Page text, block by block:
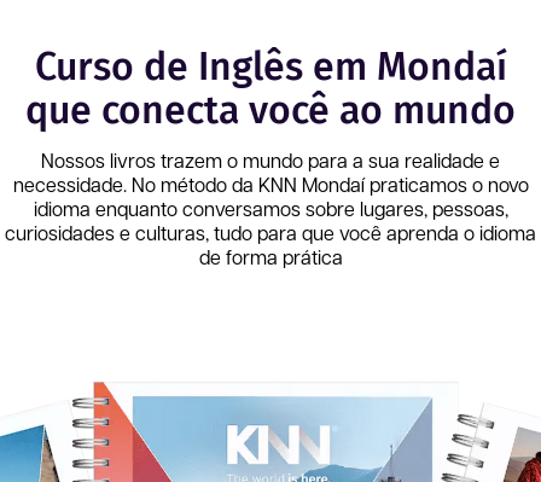
Curso de Inglês em Mondaí
que conecta você ao mundo
Nossos livros trazem o mundo para a sua realidade e
necessidade. No método da KNN Mondaí praticamos o novo
idioma enquanto conversamos sobre lugares, pessoas,
curiosidades e culturas, tudo para que você aprenda o idioma
de forma prática